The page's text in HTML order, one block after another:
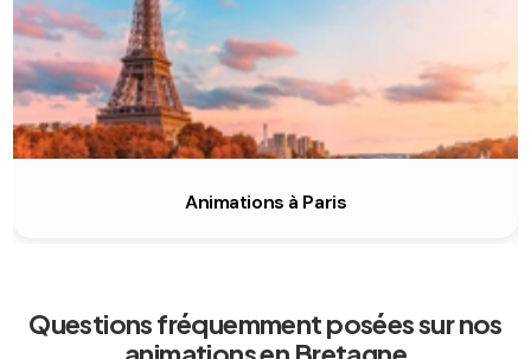
Animations à Paris
Questions fréquemment posées sur nos